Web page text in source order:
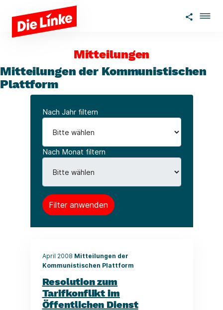
Zum Hauptinhalt springen
Mitteilungen
Mitteilungen der Kommunistischen
Plattform
Nach Jahr filtern
Nach Monat filtern
April 2008 Mitteilungen der
Kommunistischen Plattform
Resolution zum
Tarifkonflikt im
Öffentlichen Dienst